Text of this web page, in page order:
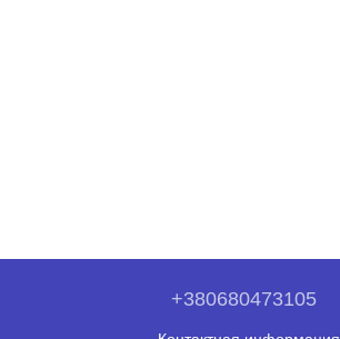
+380680473105